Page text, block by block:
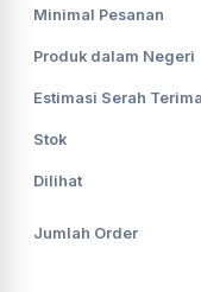
Minimal Pesanan
Produk dalam Negeri
Estimasi Serah Terima
Stok
Dilihat
Jumlah Order